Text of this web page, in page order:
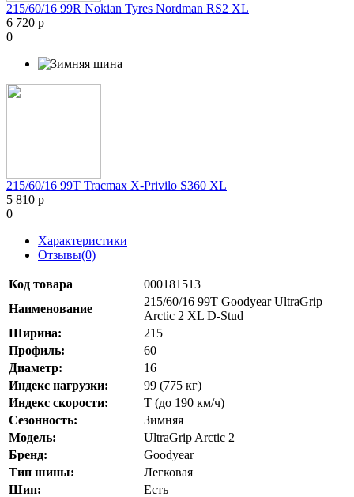
215/60/16 99R Nokian Tyres Nordman RS2 XL
6 720 р
0
215/60/16 99T Tracmax X-Privilo S360 XL
5 810 р
0
Характеристики
Отзывы(0)
Код товара
000181513
Наименование
215/60/16 99T Goodyear UltraGrip
Arctic 2 XL D-Stud
Ширина:
215
Профиль:
60
Диаметр:
16
Индекс нагрузки:
99 (775 кг)
Индекс скорости:
T (до 190 км/ч)
Сезонность:
Зимняя
Модель:
UltraGrip Arctic 2
Бренд:
Goodyear
Тип шины:
Легковая
Шип:
Есть